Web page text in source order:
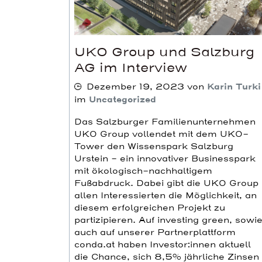
UKO Group und Salzburg
AG im Interview
Dezember 19, 2023 von Karin Turki
im Uncategorized
Das Salzburger Familienunternehmen
UKO Group vollendet mit dem UKO-
Tower den Wissenspark Salzburg
Urstein – ein innovativer Businesspark
mit ökologisch-nachhaltigem
Fußabdruck. Dabei gibt die UKO Group
allen Interessierten die Möglichkeit, an
diesem erfolgreichen Projekt zu
partizipieren. Auf investing green, sowie
auch auf unserer Partnerplattform
conda.at haben Investor:innen aktuell
die Chance, sich 8,5% jährliche Zinsen